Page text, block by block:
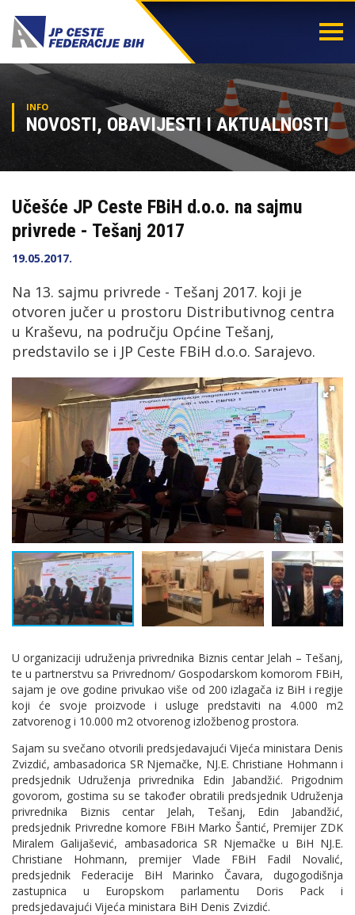
INFO
NOVOSTI, OBAVIJESTI I AKTUALNOSTI
Učešće JP Ceste FBiH d.o.o. na sajmu
privrede - Tešanj 2017
19.05.2017.
Na 13. sajmu privrede - Tešanj 2017. koji je
otvoren jučer u prostoru Distributivnog centra
u Kraševu, na području Općine Tešanj,
predstavilo se i JP Ceste FBiH d.o.o. Sarajevo.
U organizaciji udruženja privrednika Biznis centar Jelah – Tešanj,
te u partnerstvu sa Privrednom/ Gospodarskom komorom FBiH,
sajam je ove godine privukao više od 200 izlagača iz BiH i regije
koji će svoje proizvode i usluge predstaviti na 4.000 m2
zatvorenog i 10.000 m2 otvorenog izložbenog prostora.
Sajam su svečano otvorili predsjedavajući Vijeća ministara Denis
Zvizdić, ambasadorica SR Njemačke, NJ.E. Christiane Hohmann i
predsjednik Udruženja privrednika Edin Jabandžić. Prigodnim
govorom, gostima su se također obratili predsjednik Udruženja
privrednika Biznis centar Jelah, Tešanj, Edin Jabandžić,
predsjednik Privredne komore FBiH Marko Šantić, Premijer ZDK
Miralem Galijašević, ambasadorica SR Njemačke u BiH NJ.E.
Christiane Hohmann, premijer Vlade FBiH Fadil Novalić,
predsjednik Federacije BiH Marinko Čavara, dugogodišnja
zastupnica u Europskom parlamentu Doris Pack i
predsjedavajući Vijeća ministara BiH Denis Zvizdić.